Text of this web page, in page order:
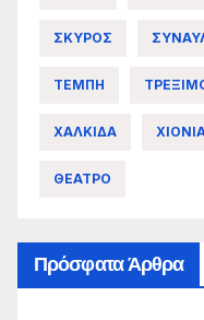
ΣΚΥΡΟΣ
ΤΕΜΠΗ
ΧΑΛΚΙΔΑ
ΘΕΑΤΡΟ
Πρόσφατα Άρθρα